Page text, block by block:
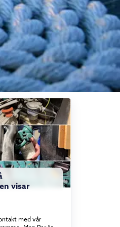
visar
med vår